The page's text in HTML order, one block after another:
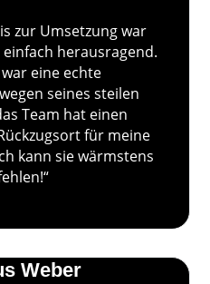
zur Umsetzung war
einfach herausragend.
eine echte
seines steilen
Team hat einen
für meine
kann sie wärmstens
Weber